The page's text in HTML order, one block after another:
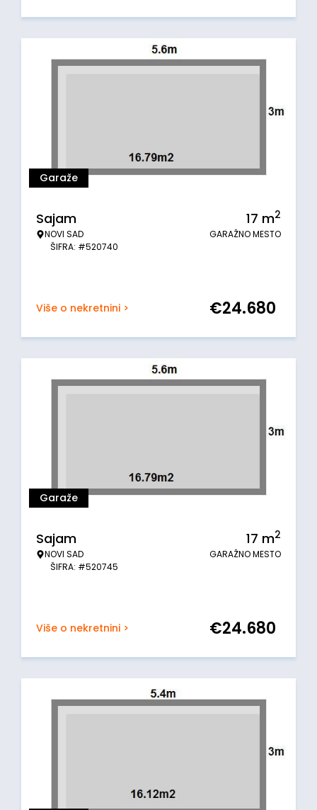
Garaže
Sajam
NOVI SAD
ŠIFRA: #520740
17 m2
GARAŽNO MESTO
Više o nekretnini > €24.680
Garaže
Sajam
NOVI SAD
ŠIFRA: #520745
17 m2
GARAŽNO MESTO
Više o nekretnini > €24.680